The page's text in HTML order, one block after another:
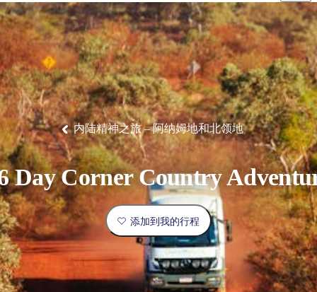
主
导
航
景
点
最
受
欢
迎
目
的
地
内
达
尔
文
爱
丽
泉
乌
鲁
鲁
卡
卡
杜
国
家
公
园
李
菲
特
国
家
公
园
瓦
塔
卡
国
家
公
园
提
维
群
岛
东
阿
纳
姆
地
马
塔
兰
卡
温
泉
池
尼
特
米
鲁
克
国
家
公
园
卡
鲁
卡
鲁
/
魔
鬼
大
理
石
保
护
区
马
古
克
瀑
布
茨
奥
里
查
/
西
麦
克
唐
纳
国
家
公
园
活
动
体
验
旅
行
者
类
型
住
民
文
化
体
验
美
食
略
节
庆
与
活
动
户
外
和
探
险
自
和
野
生
动
植
物
历
史
和
遗
产
钓
鱼
高
端
旅
游
露
营
和
豪
华
野
营
旅
行
灵
感
规
划
和
预
订
住
宿
导
游
陪
同
程
租
车
和
交
通
内陆精神之旅 – 阿纳姆地和北领地
Day Corner Country
添加到我的行程